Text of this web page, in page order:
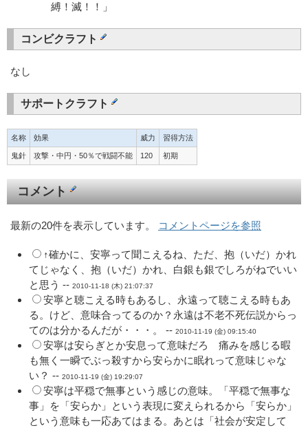
縛！滅！！」
コンビクラフト
なし
サポートクラフト
名称 効果 威力 習得方法
鬼針 攻撃・中円・50％で戦闘不能 120 初期
コメント
最新の20件を表示しています。 コメントページを参照
↑確かに、安寧って聞こえるね、ただ、抱（いだ）かれ
てじゃなく、抱（いだ）かれ、白銀も銀でしろがねでいい
と思う -- 2010-11-18 (木) 21:07:37
安寧と聴こえる時もあるし、永遠って聴こえる時もあ
る。けど、意味合ってるのか？永遠は不老不死伝説からっ
てのは分かるんだが・・・。 -- 2010-11-19 (金) 09:15:40
安寧は安らぎとか安息って意味だろ 痛みを感じる暇
も無く一瞬でぶっ殺すから安らかに眠れって意味じゃな
い？ -- 2010-11-19 (金) 19:29:07
安寧は平穏で無事という感じの意味。「平穏で無事な
事」を「安らか」という表現に変えられるから「安らか」
という意味も一応あてはまる。あとは「社会が安定して